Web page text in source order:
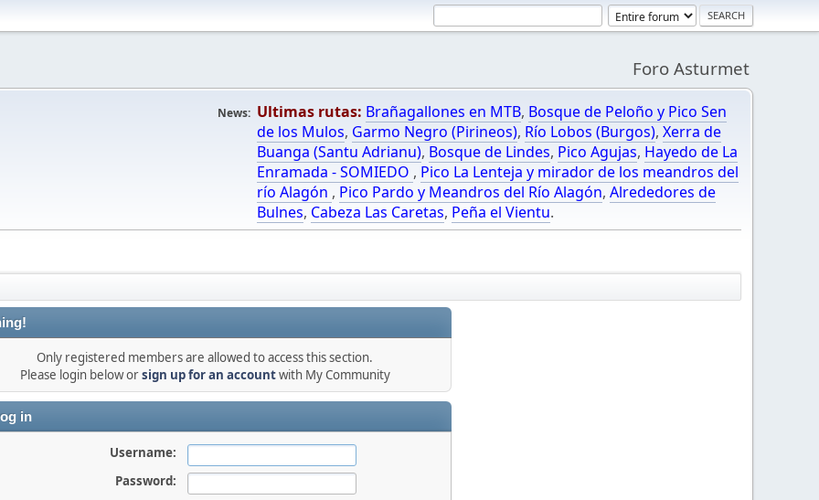
Foro Asturmet
News: Ultimas rutas: Brañagallones en MTB, Bosque de Peloño y Pico Sen
de los Mulos, Garmo Negro (Pirineos), Río Lobos (Burgos), Xerra de
Buanga (Santu Adrianu), Bosque de Lindes, Pico Agujas, Hayedo de La
Enramada - SOMIEDO , Pico La Lenteja y mirador de los meandros del
río Alagón , Pico Pardo y Meandros del Río Alagón, Alrededores de
Bulnes, Cabeza Las Caretas, Peña el Vientu.
Only registered members are allowed to access this section.
Please login below orsign up for an accountwith My Community
in
Username:
Password: